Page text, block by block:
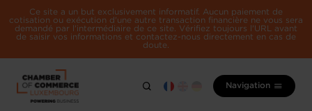
Ce site a un but exclusivement informatif. Aucun paiement de
cotisation ou exécution d'une autre transaction financière ne vous sera
demandé par l'intermédiaire de ce site. Vérifiez toujours l'URL avant
de saisir vos informations et contactez-nous directement en cas de
doute.
Navigation